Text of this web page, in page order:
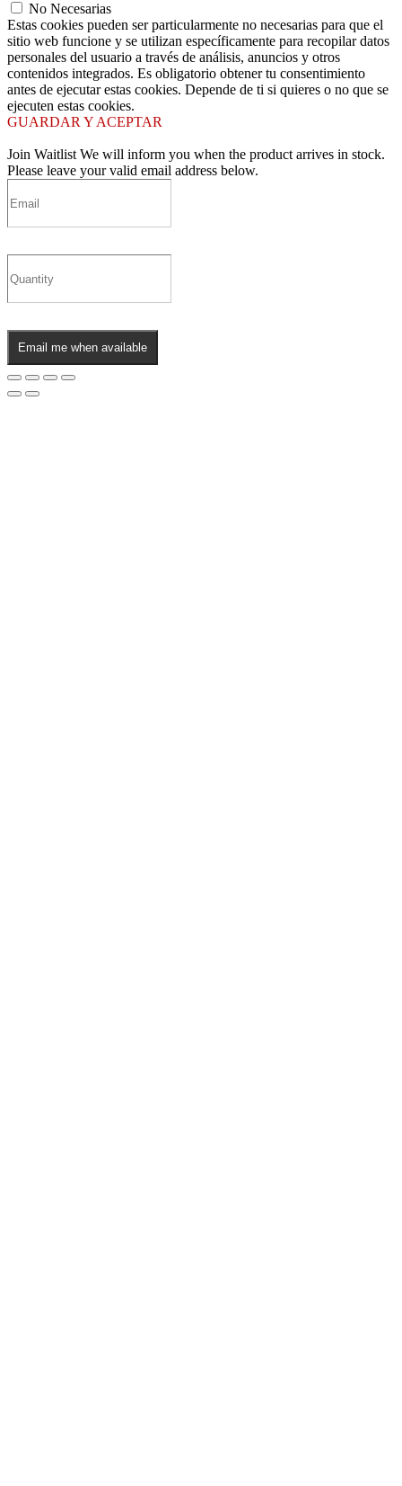
No Necesarias
Estas cookies pueden ser particularmente no necesarias para que el
sitio web funcione y se utilizan específicamente para recopilar datos
personales del usuario a través de análisis, anuncios y otros
contenidos integrados. Es obligatorio obtener tu consentimiento
antes de ejecutar estas cookies. Depende de ti si quieres o no que se
ejecuten estas cookies.
GUARDAR Y ACEPTAR
Join Waitlist We will inform you when the product arrives in stock.
Please leave your valid email address below.
Email me when available